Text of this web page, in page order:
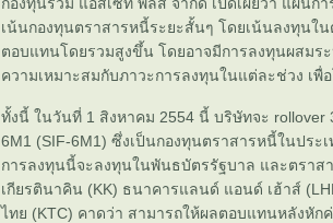
เน้นกองทุนตราสารหนี้ระยะสั้นๆ โดยเน้นลงทุนใ
ตอบแทนโดยรวมสูงขึ้น โดยอาจมีการลงทุนผสมร
ความเหมาะสมกับภาวะการลงทุนในแต่ละช่วง เ
ทั้งนี้ ในวันที่ 1 สิงหาคม 2554 นี้ บริษัทจะ
6M1 (SIF-6M1) ซึ่งเป็นกองทุนตราสารหนี้ในปร
การลงทุนนี้จะลงทุนในพันธบัตรรัฐบาล และตราส
เกียรตินาคิน (KK) ธนาคารแลนด์ แอนด์ เฮ้าส์
ไทย (KTC) คาดว่า สามารถให้ผลตอบแทนหลังหัก